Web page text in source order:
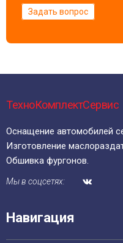
Задать вопрос
ТехноКомплектСервис
Оснащение автомобилей
Изготовление
Обшивка фургонов.
Мы в соцсетях:
Навигация